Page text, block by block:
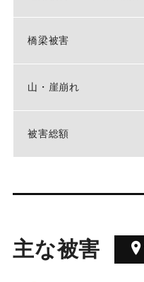
橋梁被害
山・崖崩れ
被害総額
主な被害